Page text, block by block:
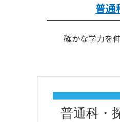
普通
確かな学力を
普通科・